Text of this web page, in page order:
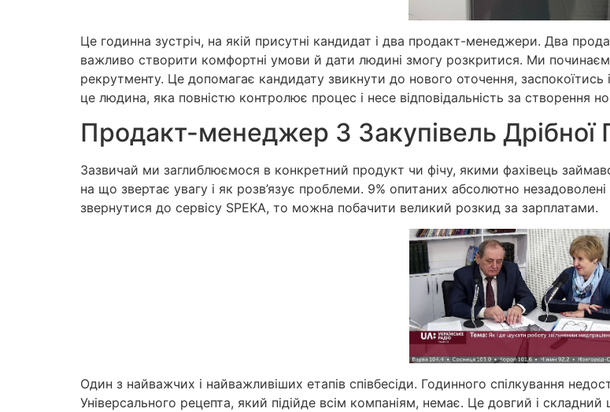
Це годинна зустріч, на якій присутні кандидат і два продакт-менеджери. Два
важливо створити комфортні умови й дати людині змогу розкритися. Ми
рекрутменту. Це допомагає кандидату звикнути до нового оточення,
це людина, яка повністю контролює процес і несе відповідальність за створення
Продакт-менеджер З Закупівель Дрібної
Зазвичай ми заглиблюємося в конкретний продукт чи фічу, якими фахівець
на що звертає увагу і як розв’язує проблеми. 9% опитаних абсолютно
звернутися до сервісу SPEKA, то можна побачити великий розкид за зарплатами.
Один з найважчих і найважливіших етапів співбесіди. Годинного спілкування
Універсального рецепта, який підійде всім компаніям, немає. Це довгий і